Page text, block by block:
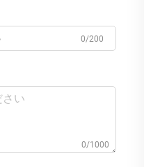
0/200
0/1000